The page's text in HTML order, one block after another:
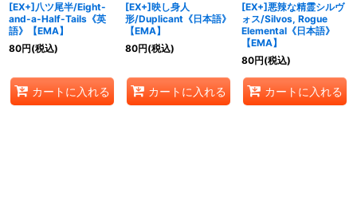
[EX+]八ツ尾半/Eight-
and-a-Half-Tails《英
語》【EMA】
80円(税込)
カートに入れる
[EX+]映し身人
形/Duplicant《日本語》
【EMA】
80円(税込)
カートに入れる
[EX+]悪辣な精霊シルヴ
ォス/Silvos, Rogue
Elemental《日本語》
【EMA】
80円(税込)
カートに入れる